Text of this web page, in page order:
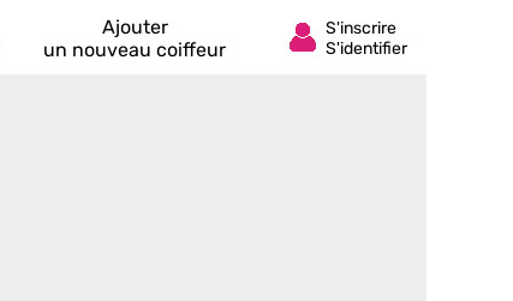
Ajouter
un nouveau coiffeur